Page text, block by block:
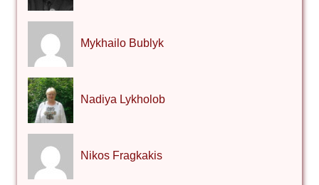
Mykhailo Bublyk
Nadiya Lykholob
Nikos Fragkakis